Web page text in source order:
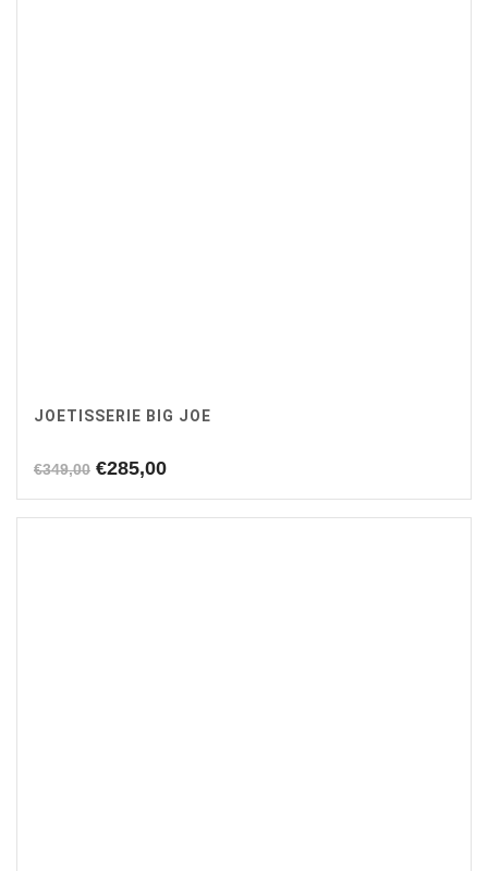
JOETISSERIE BIG JOE
€349,00 Oorspronkelijke
was:
€285,00Huidige
is: